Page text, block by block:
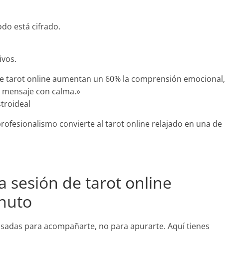
está cifrado.
tarot online aumentan un 60% la comprensión emocional,
con calma.»
convierte al tarot online relajado en una de
sesión de tarot online
para acompañarte, no para apurarte. Aquí tienes